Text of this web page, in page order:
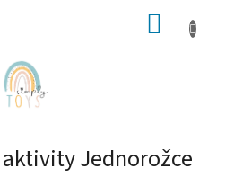
Jednorožce